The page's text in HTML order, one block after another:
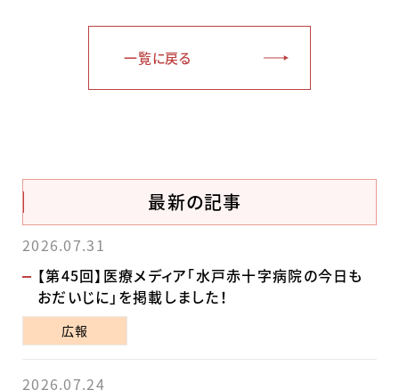
一覧に戻る
最新の記事
2026.07.31
【第45回】医療メディア「水戸赤十字病院の今日も
おだいじに」を掲載しました！
広報
2026.07.24